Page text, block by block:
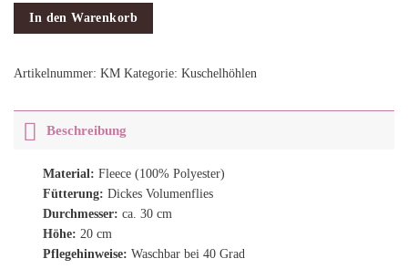
In den Warenkorb
Artikelnummer: KM Kategorie: Kuschelhöhlen
Beschreibung
Material: Fleece (100% Polyester)
Fütterung: Dickes Volumenflies
Durchmesser: ca. 30 cm
Höhe: 20 cm
Pflegehinweise: Waschbar bei 40 Grad